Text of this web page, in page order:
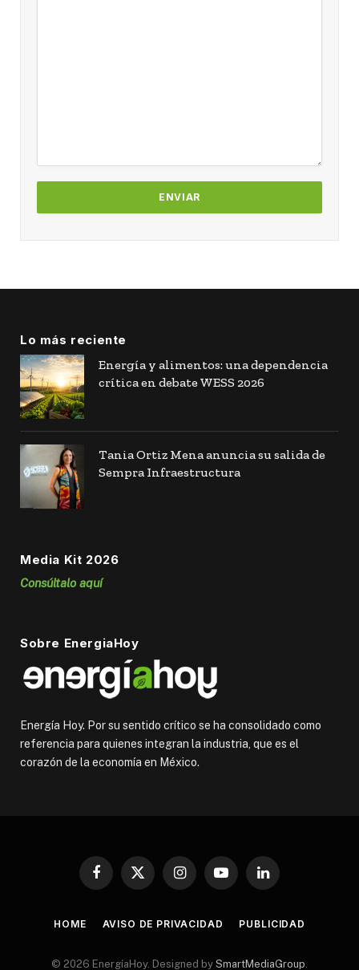
Lo más reciente
Energía y alimentos: una dependencia
crítica en debate WESS 2026
Tania Ortiz Mena anuncia su salida de
Sempra Infraestructura
Media Kit 2026
Consúltalo aquí
Sobre EnergiaHoy
Energía Hoy. Por su sentido crítico se ha consolidado como
referencia para quienes integran la industria, que es el
corazón de la economía en México.
Facebook
X
InstagramYouTubeLinkedIn
HOME AVISO DE PRIVACIDAD PUBLICIDAD
© 2026 EnergíaHoy. Designed by SmartMediaGroup.